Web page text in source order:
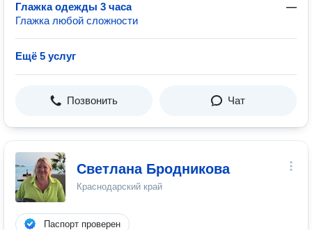
Глажка одежды 3 часа
—
Глажка любой сложности
Ещё 5 услуг
Позвонить Чат
Светлана Бродникова
Краснодарский край
Паспорт проверен